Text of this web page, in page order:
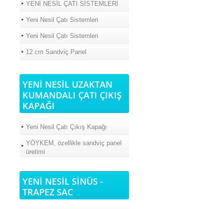
YENİ NESİL ÇATI SİSTEMLERİ
Yeni Nesil Çatı Sistemleri
Yeni Nesil Çatı Sistemleri
12 cm Sandviç Panel
YENİ NESİL UZAKTAN
KUMANDALI ÇATI ÇIKIŞ
KAPAĞI
Yeni Nesil Çatı Çıkış Kapağı
YÖYKEM, özellikle sandviç panel
üretimi
YENİ NESİL SİNÜS -
TRAPEZ SAC